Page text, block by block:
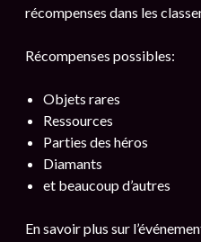
récompenses dans les
Récompenses possibles:
Objets rares
Ressources
Parties des héros
Diamants
et beaucoup d’autres
En savoir plus sur